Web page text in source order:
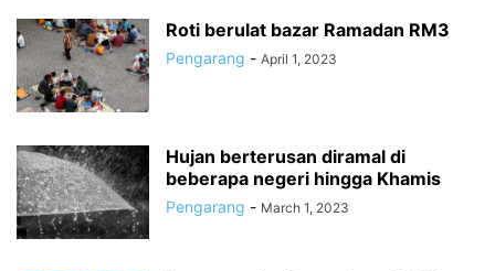
Roti berulat bazar Ramadan RM3
Pengarang - April 1, 2023
Hujan berterusan diramal di
beberapa negeri hingga Khamis
Pengarang - March 1, 2023